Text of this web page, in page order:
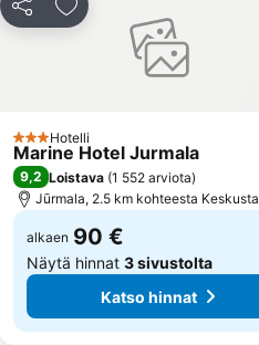
Jugla
Kurzemes rajons
Voleri
Torņakalns
Jaa Lisää suosikkeihin
3 Tähtiluokitus
Hotelli
Marine Hotel Jurmala
9,2 Loistava (1 552 arviota)
Jūrmala, 2.5 km kohteesta Keskusta
alkaen 90 €
Näytä hinnat 3 sivustolta
Katso hinnat